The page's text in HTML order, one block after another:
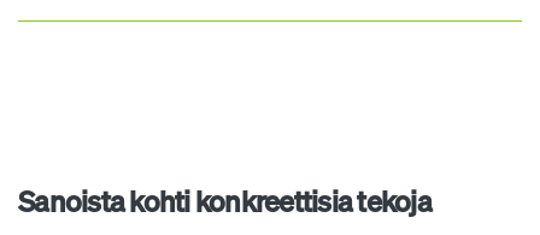
Sanoista kohti konkreettisia tekoja